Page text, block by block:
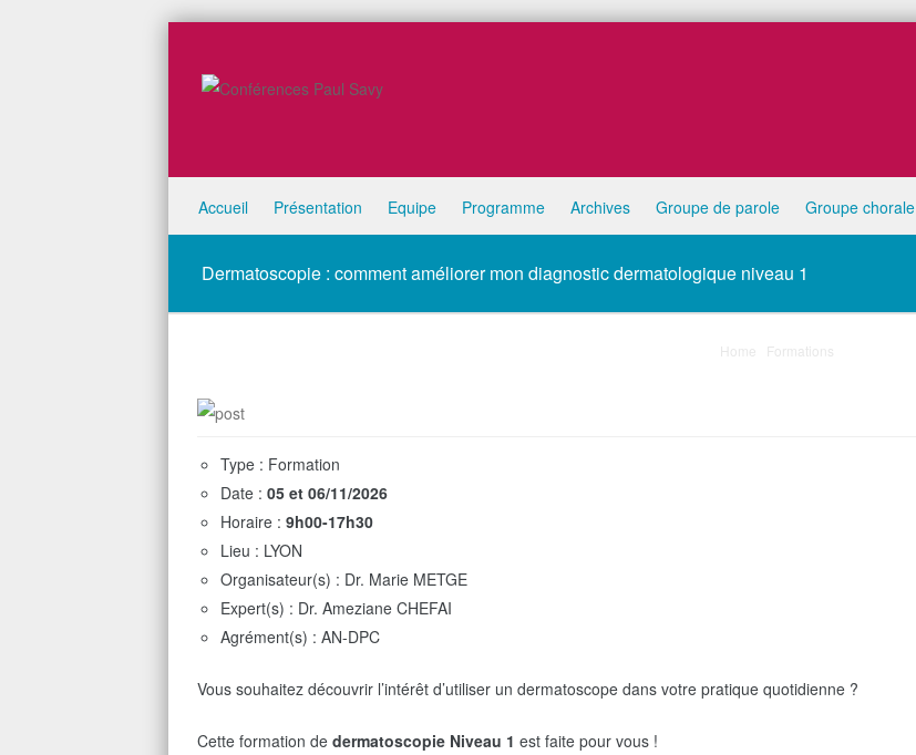
Menu
Accueil Présentation Equipe Programme Archives Groupe de parole Groupe chorale
Dermatoscopie : comment améliorer mon diagnostic dermatologique niveau 1
Home Formations
Type : Formation
Date : 05 et 06/11/2026
Horaire : 9h00-17h30
Lieu : LYON
Organisateur(s) : Dr. Marie METGE
Expert(s) : Dr. Ameziane CHEFAI
Agrément(s) : AN-DPC
Vous souhaitez découvrir l’intérêt d’utiliser un dermatoscope dans votre pratique quotidienne ?
Cette formation de dermatoscopie Niveau 1 est faite pour vous !